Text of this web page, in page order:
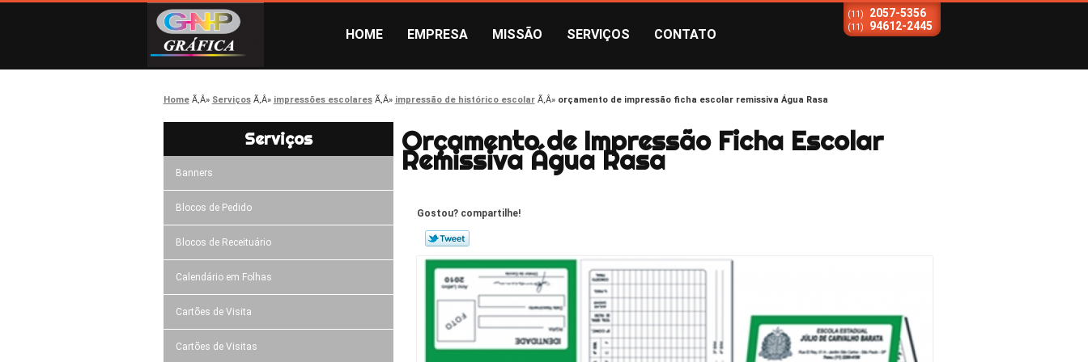
HOME EMPRESA MISSÃO SERVIÇOS CONTATO
(11) 2057-5356
(11) 94612-2445
Home Serviços impressões escolares impressão de histórico escolar orçamento de impressão ficha escolar remissiva Água Rasa
Serviços
Banners
Blocos de Pedido
Blocos de Receituário
Calendário em Folhas
Cartões de Visita
Cartões de Visitas
Orçamento de Impressão Ficha Escolar
Remissiva Água Rasa
Gostou? compartilhe!